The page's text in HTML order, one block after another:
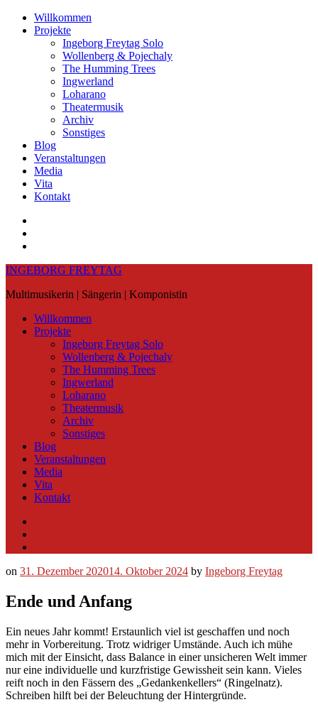
Skip
Willkommen
Projekte
Ingeborg Freytag Solo
Wollenberg & Pojechaly
The Humming Trees
Ingwerland
Loharano
Theatermusik
Archiv
Sonstiges
Blog
Veranstaltungen
Media
Vita
Kontakt
INGEBORG FREYTAG
Multimusikerin | Sängerin | Komponistin
Willkommen
Projekte
Ingeborg Freytag Solo
Wollenberg & Pojechaly
The Humming Trees
Ingwerland
Loharano
Theatermusik
Archiv
Sonstiges
Blog
Veranstaltungen
Media
Vita
Kontakt
on 31. Dezember 202014. Oktober 2024 by Ingeborg Freytag
Ende und Anfang
Ein neues Jahr kommt! Erstaunlich viel ist geschaffen und noch
mehr in Vorbereitung. Trotz widriger Umstände. Auch ich mühe
mich mit der Einsicht, dass Balance in einer unsicheren Welt immer
nur eine individuelle und kurzfristige Gewissheit sein kann. Vieles
reift noch in den Fässern des „Gedankenkellers“ (Ringelnatz).
Schreiben hilft bei der Beleuchtung der Hintergründe.